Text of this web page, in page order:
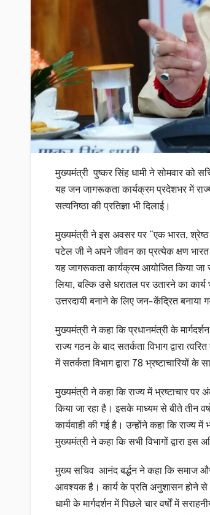
मुख्यमंत्री पुष्कर सिंह धामी ने सोमवार को
यह जन जागरूकता कार्यक्रम प्रदेशभर में
सत्यनिष्ठा की प्रतिज्ञा भी दिलाई।
मुख्यमंत्री ने इस अवसर पर “एक भारत,
पटेल जी ने अपने जीवन का प्रत्येक क्षण
यह जागरूकता कार्यक्रम आयोजित किया जा
लिया, बल्कि उसे धरातल पर उतारने का
उत्तरदायी बनाने के लिए जन-केंद्रित बनाया
मुख्यमंत्री ने कहा कि प्रधानमंत्री के
राज्य गठन के बाद सतर्कता विभाग द्वारा
में सतर्कता विभाग द्वारा 78 भ्रष्टाचारियों
मुख्यमंत्री ने कहा कि राज्य में भ्रष्टाचार पर
किया जा रहा है। इसके माध्यम से बीते तीन
कार्यवाही की गई है। उन्होंने कहा कि राज्य में
मुख्यमंत्री ने कहा कि सभी विभागों द्वारा इस
मुख्य सचिव आनंद बर्द्धन ने कहा कि समाज और
आवश्यक है। कार्य के प्रति अनुशासन होने से
धामी के मार्गदर्शन में पिछले चार वर्षों में